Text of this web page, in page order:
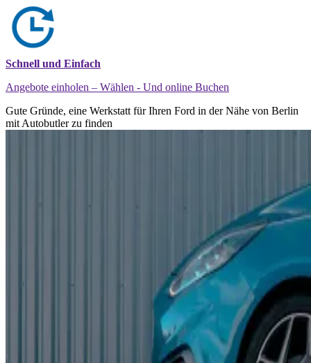
Schnell und Einfach
Angebote einholen – Wählen - Und online Buchen
Gute Gründe, eine Werkstatt für Ihren Ford in der Nähe von Berlin
mit Autobutler zu finden